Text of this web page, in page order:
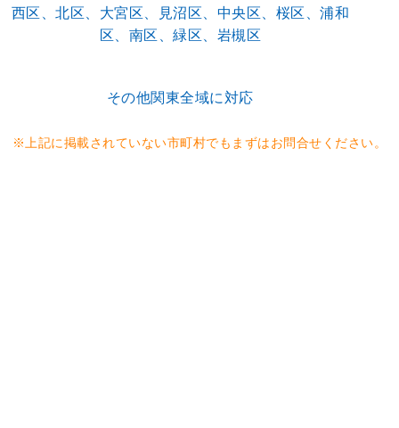
西区、北区、大宮区、見沼区、中央区、桜区、浦和
区、南区、緑区、岩槻区
その他関東全域に対応
※上記に掲載されていない市町村でもまずはお問合せください。